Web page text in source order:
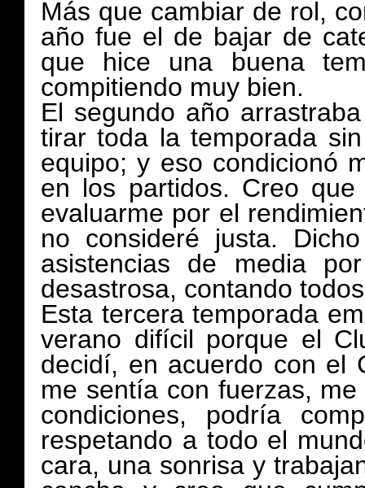
Más que cambiar de rol,
año fue el de bajar de
que hice una buena
compitiendo muy bien.
El segundo año
tirar toda la temporada
equipo; y eso condicionó
en los partidos. Creo
evaluarme por el
no consideré justa.
asistencias de media
desastrosa, contando
Esta tercera temporada
verano difícil porque el
decidí, en acuerdo con el
me sentía con fuerzas,
condiciones, podría
respetando a todo el
cara, una sonrisa y